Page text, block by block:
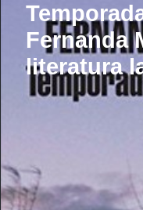
Fernanda
literatura